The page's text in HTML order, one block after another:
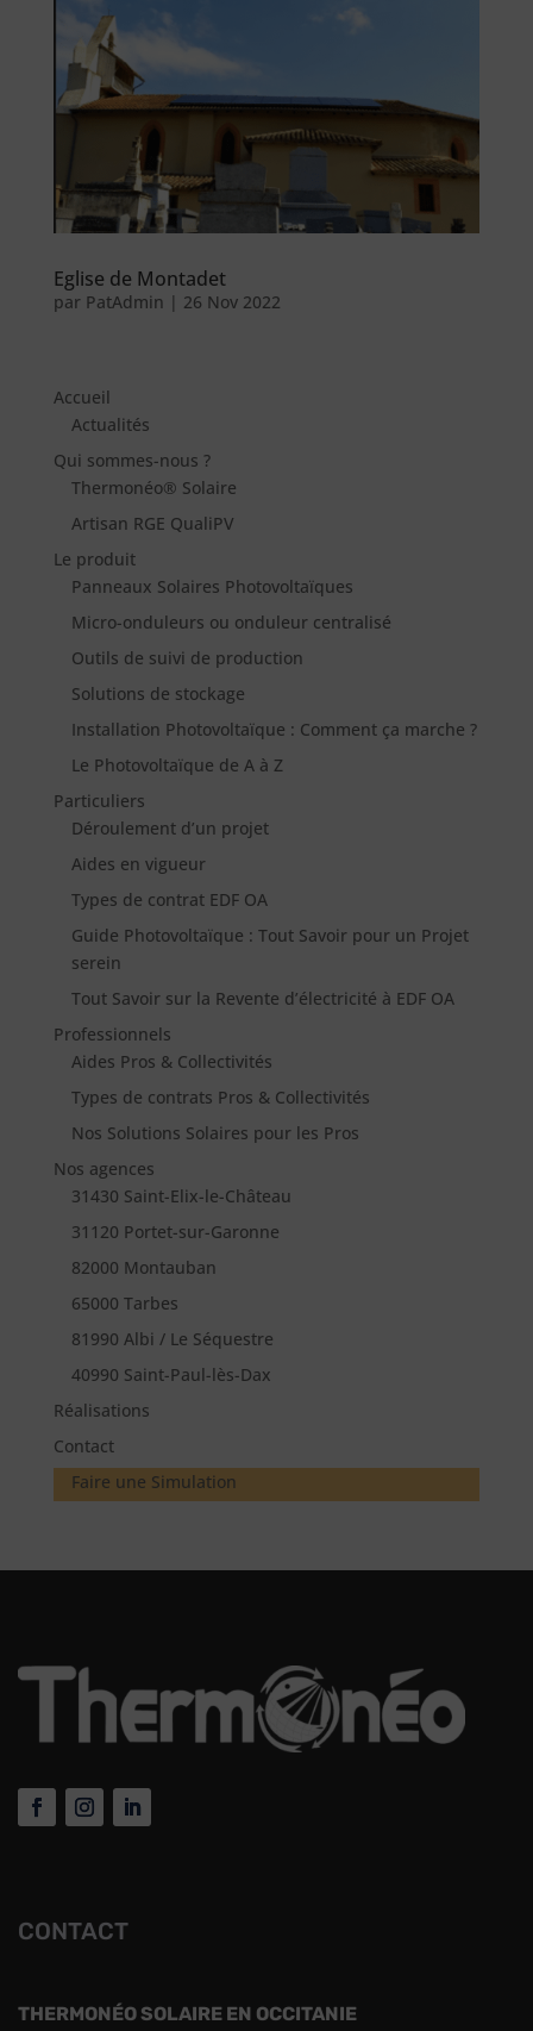
Eglise de Montadet
par PatAdmin | 26 Nov 2022
Accueil
Actualités
Qui sommes-nous ?
Thermonéo® Solaire
Artisan RGE QualiPV
Le produit
Panneaux Solaires Photovoltaïques
Micro-onduleurs ou onduleur centralisé
Outils de suivi de production
Solutions de stockage
Installation Photovoltaïque : Comment ça marche ?
Le Photovoltaïque de A à Z
Particuliers
Déroulement d’un projet
Aides en vigueur
Types de contrat EDF OA
Guide Photovoltaïque : Tout Savoir pour un Projet
serein
Tout Savoir sur la Revente d’électricité à EDF OA
Professionnels
Aides Pros & Collectivités
Types de contrats Pros & Collectivités
Nos Solutions Solaires pour les Pros
Nos agences
31430 Saint-Elix-le-Château
31120 Portet-sur-Garonne
82000 Montauban
65000 Tarbes
81990 Albi / Le Séquestre
40990 Saint-Paul-lès-Dax
Réalisations
Contact
Faire une Simulation
CONTACT
THERMONÉO SOLAIRE EN OCCITANIE